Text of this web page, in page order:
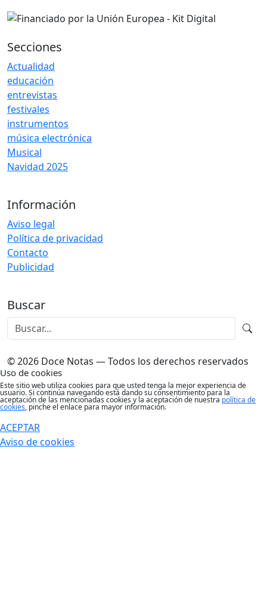
Secciones
Actualidad
educación
entrevistas
festivales
instrumentos
música electrónica
Musical
Navidad 2025
Información
Aviso legal
Política de privacidad
Contacto
Publicidad
Buscar
© 2026 Doce Notas — Todos los derechos reservados
Uso de cookies
Este sitio web utiliza cookies para que usted tenga la mejor experiencia de
usuario. Si continúa navegando está dando su consentimiento para la
aceptación de las mencionadas cookies y la aceptación de nuestra política de
cookies, pinche el enlace para mayor información.
ACEPTAR
Aviso de cookies